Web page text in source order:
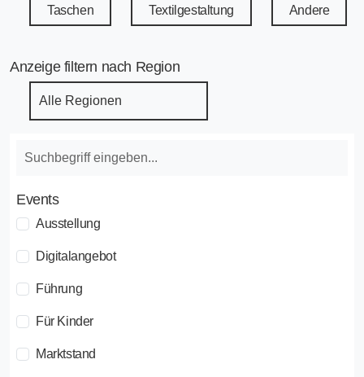
Taschen Textilgestaltung Andere
Anzeige filtern nach Region
Events
Ausstellung
Digitalangebot
Führung
Für Kinder
Marktstand